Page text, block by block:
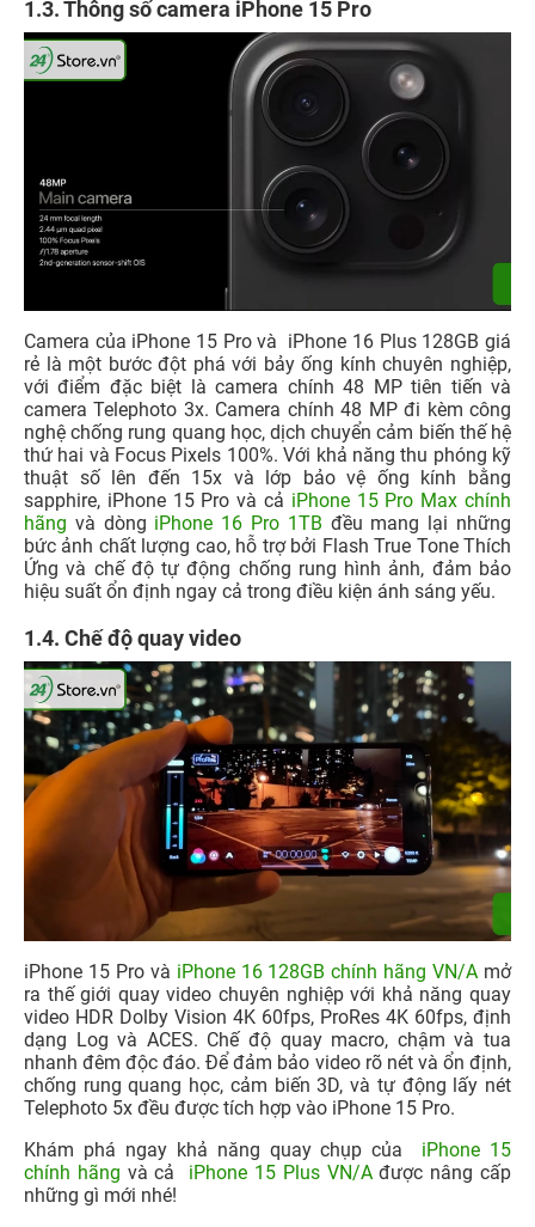
1.3. Thông số camera iPhone 15 Pro
Camera của iPhone 15 Pro và iPhone 16 Plus 128GB giá
rẻ là một bước đột phá với bảy ống kính chuyên nghiệp,
với điểm đặc biệt là camera chính 48 MP tiên tiến và
camera Telephoto 3x. Camera chính 48 MP đi kèm công
nghệ chống rung quang học, dịch chuyển cảm biến thế hệ
thứ hai và Focus Pixels 100%. Với khả năng thu phóng kỹ
thuật số lên đến 15x và lớp bảo vệ ống kính bằng
sapphire, iPhone 15 Pro và cả iPhone 15 Pro Max chính
hãng và dòng iPhone 16 Pro 1TB đều mang lại những
bức ảnh chất lượng cao, hỗ trợ bởi Flash True Tone Thích
Ứng và chế độ tự động chống rung hình ảnh, đảm bảo
hiệu suất ổn định ngay cả trong điều kiện ánh sáng yếu.
1.4. Chế độ quay video
iPhone 15 Pro và iPhone 16 128GB chính hãng VN/A mở
ra thế giới quay video chuyên nghiệp với khả năng quay
video HDR Dolby Vision 4K 60fps, ProRes 4K 60fps, định
dạng Log và ACES. Chế độ quay macro, chậm và tua
nhanh đêm độc đáo. Để đảm bảo video rõ nét và ổn định,
chống rung quang học, cảm biến 3D, và tự động lấy nét
Telephoto 5x đều được tích hợp vào iPhone 15 Pro.
Khám phá ngay khả năng quay chụp của
iPhone 15
chính hãng và cả iPhone 15 Plus VN/Ađược nâng cấp
những gì mới nhé!